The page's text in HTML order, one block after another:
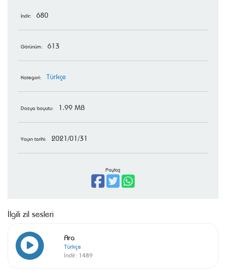
İndir: 680
Görünüm: 613
Kategori: Türkçe
Dosya boyutu: 1.99 MB
Yayın tarihi: 2021/01/31
Paylaş
İlgili zil sesleri
Ara
Türkçe
İndir: 1489